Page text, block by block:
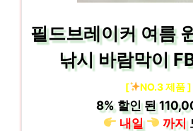
필드브레이커 여름
낚시 바람막이
[ NO.3 제품 ]
8%할인 된
내일
까지